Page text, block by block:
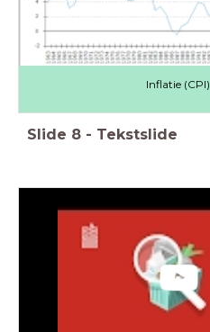
Inflatie (CPI)
Slide 8 - Tekstslide